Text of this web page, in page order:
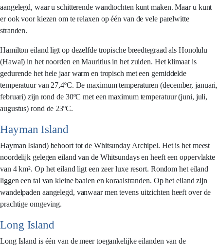
aangelegd, waar u schitterende wandtochten kunt maken. Maar u kunt
er ook voor kiezen om te relaxen op één van de vele parelwitte
stranden.
Hamilton eiland ligt op dezelfde tropische breedtegraad als Honolulu
(Hawaï) in het noorden en Mauritius in het zuiden. Het klimaat is
gedurende het hele jaar warm en tropisch met een gemiddelde
temperatuur van 27,4ºC. De maximum temperaturen (december, januari,
februari) zijn rond de 30ºC met een maximum temperatuur (juni, juli,
augustus) rond de 23ºC.
Hayman Island
Hayman Island) behoort tot de Whitsunday Archipel. Het is het meest
noordelijk gelegen eiland van de Whitsundays en heeft een oppervlakte
van 4 km². Op het eiland ligt een zeer luxe resort. Rondom het eiland
liggen een tal van kleine baaien en koraalstranden. Op het eiland zijn
wandelpaden aangelegd, vanwaar men tevens uitzichten heeft over de
prachtige omgeving.
Long Island
Long Island is één van de meer toegankelijke eilanden van de